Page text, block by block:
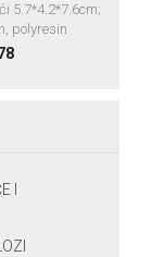
5.7*4.2*7.6cm;
polyresin
I